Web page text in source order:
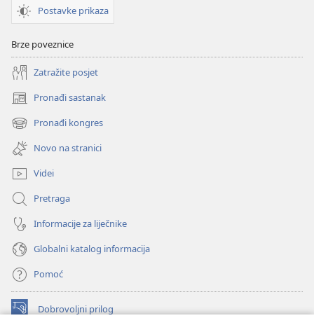
Postavke prikaza
Brze poveznice
Zatražite posjet
Pronađi sastanak
(otvara
se
novi
prozor)
Pronađi kongres
(otvara
se
novi
prozor)
Novo na stranici
Videi
Pretraga
Informacije za liječnike
Globalni katalog informacija
Pomoć
Dobrovoljni prilog
(otvara